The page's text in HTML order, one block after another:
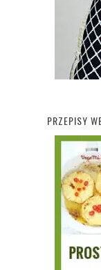
PRZEPISY